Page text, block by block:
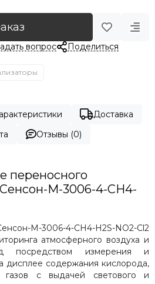
вопрос Поделиться
Доставка
Отзывы (0)
переносного
Сенсон-М-3006-4-CH4-
М-3006-4-CH4-H2S-NO2-Cl2
атмосферного воздуха и
посредством измерения и
дисплее содержания кислорода,
газов с выдачей светового и